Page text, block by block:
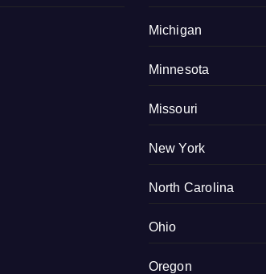
Michigan
Minnesota
Missouri
New York
North Carolina
Ohio
Oregon